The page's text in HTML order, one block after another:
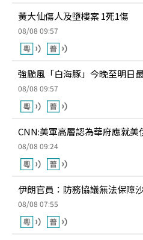
黃大仙傷人及墮樓案 1死1傷
08/08 09:57
強颱風「白海豚」今晚至明日
08/08 09:57
CNN:美軍高層認為華府應就美
08/08 09:24
伊朗官員：防務協議無法保障
08/08 07:55